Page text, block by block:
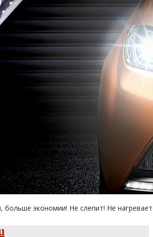
экономии! Не слепит! Не